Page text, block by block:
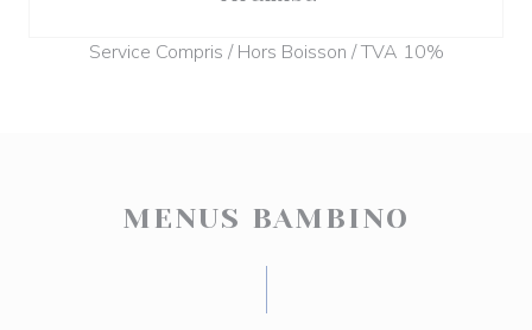
Service Compris / Hors Boisson / TVA 10%
MENUS BAMBINO